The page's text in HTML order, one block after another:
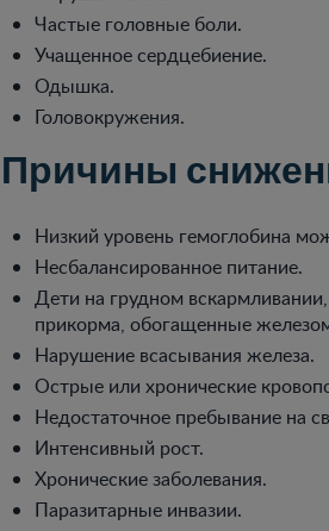
Частые головные боли.
Учащенное сердцебиение.
Одышка.
Головокружения.
Причины
Низкий уровень гемоглобина
Несбалансированное питание.
Дети на грудном
прикорма, обогащенные
Нарушение всасывания железа.
Острые или хронические
Недостаточное пребывание на
Интенсивный рост.
Хронические заболевания.
Паразитарные инвазии.